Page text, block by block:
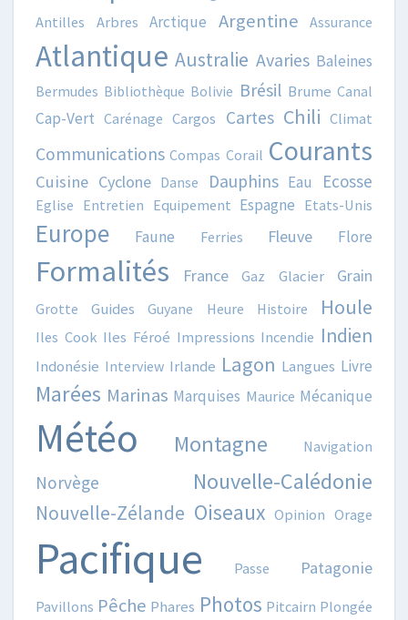
Antilles
Arbres Arctique Argentine Assurance
Atlantique Australie Avaries Baleines
Bermudes Bibliothèque Bolivie Brésil Brume Canal
Cap-Vert Carénage Cargos Cartes Chili Climat
Communications Compas Corail Courants
Cuisine Cyclone Danse Dauphins Eau Ecosse
Eglise Entretien Equipement Espagne Etats-Unis
Europe Faune Ferries Fleuve Flore
Formalités France Gaz Glacier Grain
Grotte Guides Guyane Heure Histoire Houle
Iles Cook Iles Féroé Impressions Incendie Indien
Indonésie Interview Irlande Lagon Langues Livre
Marées Marinas Marquises Maurice Mécanique
Météo Montagne Navigation
Norvège Nouvelle-Calédonie
Nouvelle-Zélande Oiseaux Opinion Orage
Pacifique Passe Patagonie
Pavillons Pêche Phares Photos Pitcairn Plongée